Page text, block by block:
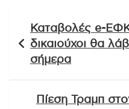
άρθρων
Καταβολές e-
δικαιούχοι θα
σήμερα
Πίεση Τραμπ